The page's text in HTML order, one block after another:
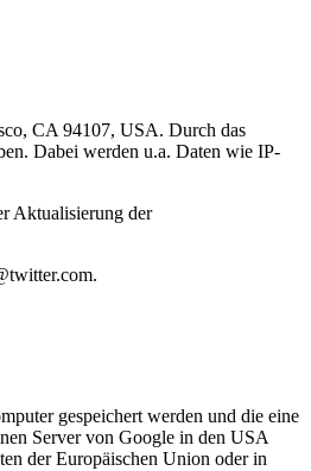
CA 94107, USA. Durch das
Dabei werden u.a. Daten wie IP-
Aktualisierung der
gespeichert werden und die eine
Server von Google in den USA
der Europäischen Union oder in